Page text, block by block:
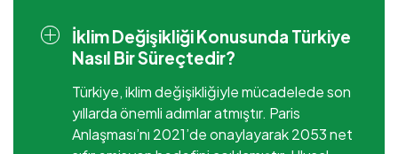
İklim Değişikliği Konusunda Türkiye
Nasıl Bir Süreçtedir?
Türkiye, iklim değişikliğiyle mücadelede son
yıllarda önemli adımlar atmıştır. Paris
Anlaşması’nı 2021’de onaylayarak 2053 net